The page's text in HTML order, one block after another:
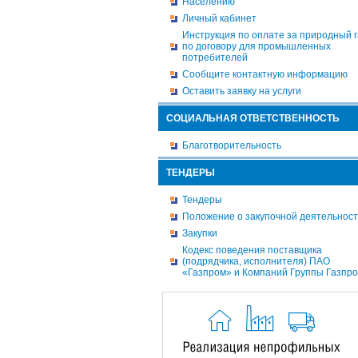
Личный кабинет
Инструкция по оплате за природный
по договору для промышленных
потребителей
Сообщите контактную информацию
Оставить заявку на услуги
СОЦИАЛЬНАЯ ОТВЕТСТВЕННОСТЬ
Благотворительность
ТЕНДЕРЫ
Тендеры
Положение о закупочной
Закупки
Кодекс поведения поставщика
(подрядчика, исполнителя) ПАО
«Газпром» и Компаний Группы